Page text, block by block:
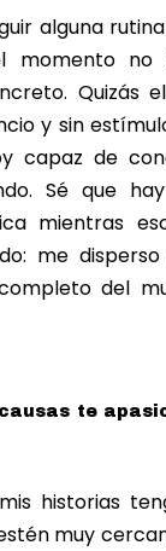
alguna
momento no
Quizás
y sin
capaz de
Sé que
mientras
: me
del
te
historias
muy